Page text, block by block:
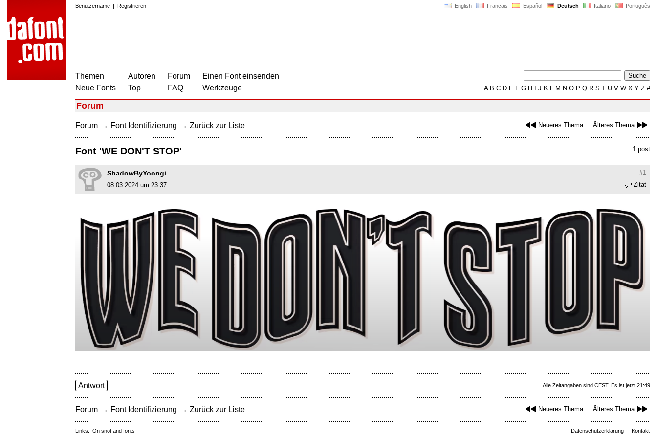
English Français Español Deutsch Italiano Português
Benutzername | Registrieren
Themen
Neue Fonts
Autoren
Top
Forum
FAQ
Einen Font einsenden
Werkzeuge
AB C D E F G H J K L M N O P Q R S T U V W X Y Z #
Forum
Neueres Thema Älteres Thema
Forum → Font Identifizierung → Zurück zur Liste
1 post
Font 'WE DON'T STOP'
#1
ShadowByYoongi
Zitat
08.03.2024 um 23:37
Alle Zeitangaben sind CEST. Es ist jetzt 21:49
Antwort
Neueres Thema Älteres Thema
Forum → Font Identifizierung → Zurück zur Liste
Datenschutzerklärung - Kontakt
Links: On snot and fonts